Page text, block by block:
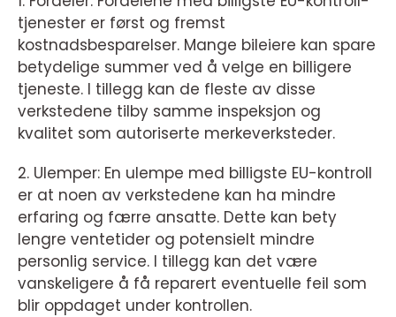
tjenester er først og fremst
kostnadsbesparelser. Mange bileiere kan spare
betydelige summer ved å velge en billigere
tjeneste. I tillegg kan de fleste av disse
verkstedene tilby samme inspeksjon og
kvalitet som autoriserte merkeverksteder.
2. Ulemper: En ulempe med billigste EU-kontroll
er at noen av verkstedene kan ha mindre
erfaring og færre ansatte. Dette kan bety
lengre ventetider og potensielt mindre
personlig service. I tillegg kan det være
vanskeligere å få reparert eventuelle feil som
blir oppdaget under kontrollen.